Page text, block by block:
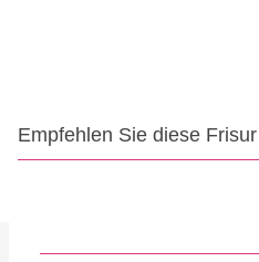
Empfehlen Sie diese